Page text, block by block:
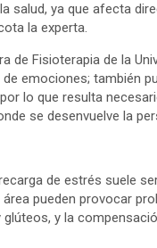
salud, ya que afecta
la experta.
de Fisioterapia de la
emociones; también
lo que resulta
se desenvuelve la
de estrés suele
pueden provocar
y la